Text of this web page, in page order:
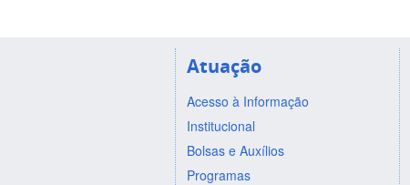
Atuação
Acesso à Informação
Institucional
Bolsas e Auxílios
Programas